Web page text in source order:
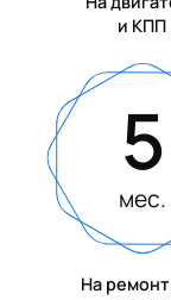
и КПП
5
мес.
На